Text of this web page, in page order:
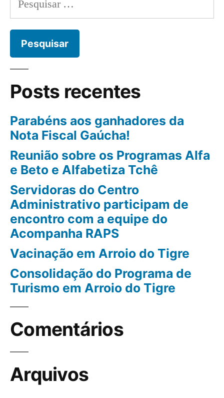
Posts recentes
Parabéns aos ganhadores da
Nota Fiscal Gaúcha!
Reunião sobre os Programas Alfa
e Beto e Alfabetiza Tchê
Servidoras do Centro
Administrativo participam de
encontro com a equipe do
Acompanha RAPS
Vacinação em Arroio do Tigre
Consolidação do Programa de
Turismo em Arroio do Tigre
Comentários
Arquivos